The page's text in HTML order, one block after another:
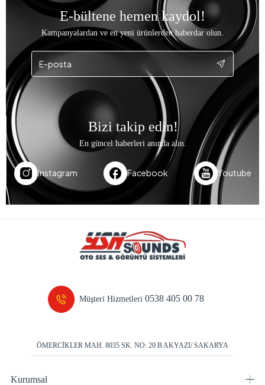
E-bültene hemen kaydol!
Kampanyalardan ve en yeni ürünlerden haberdar olun.
Bizi takip edin!
En güncel haberleri anında alın.
Instagram Facebook Youtube
Müşteri Hizmetleri0538 405 00 78
ÖMERCİKLER MAH. 8035 SK. NO: 20 B AKYAZI/ SAKARYA
Kurumsal